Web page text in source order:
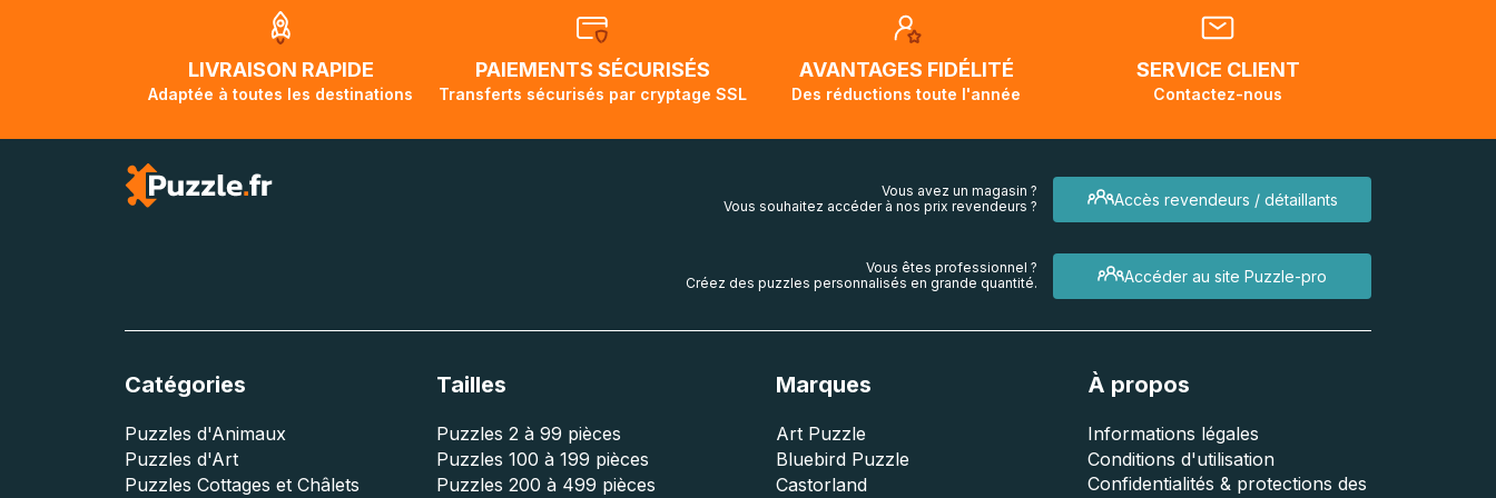
jusqu'à 2 mois et demi pour arriver à destination. Il est donc normal que pendant la
traversée, le suivi de votre commande ne soit pas modifié. Ce dernier reprendra
lorsque votre colis aura touché terre.
LIVRAISON RAPIDE
Adaptée à toutes les destinations
PAIEMENTS SÉCURISÉS
Transferts sécurisés par cryptage SSL
AVANTAGES FIDÉLITÉ
Des réductions toute l'année
SERVICE CLIENT
Contactez-nous
Accès revendeurs / détaillants
Vous avez un magasin ?
Vous souhaitez accéder à nos prix revendeurs ?
Accéder au site Puzzle-pro
Vous êtes professionnel ?
Créez des puzzles personnalisés en grande quantité.
Catégories
Puzzles d'Animaux
Puzzles d'Art
Puzzles Cottages et Châlets
Tailles
Puzzles 2 à 99 pièces
Puzzles 100 à 199 pièces
Puzzles 200 à 499 pièces
Marques
Art Puzzle
Bluebird Puzzle
Castorland
À propos
Informations légales
Conditions d'utilisation
Confidentialités & protections des